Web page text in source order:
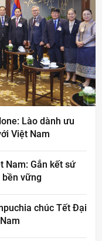
Lào dành ưu
Việt Nam
Nam: Gắn kết sứ
vững
chúc Tết Đại